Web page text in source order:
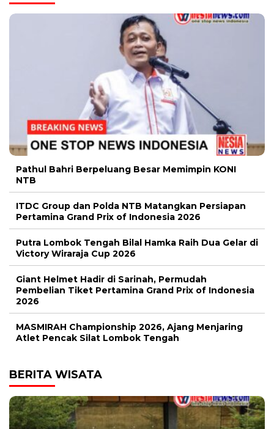
Pathul Bahri Berpeluang Besar Memimpin KONI
NTB
ITDC Group dan Polda NTB Matangkan Persiapan
Pertamina Grand Prix of Indonesia 2026
Putra Lombok Tengah Bilal Hamka Raih Dua Gelar di
Victory Wiraraja Cup 2026
Giant Helmet Hadir di Sarinah, Permudah
Pembelian Tiket Pertamina Grand Prix of Indonesia
2026
MASMIRAH Championship 2026, Ajang Menjaring
Atlet Pencak Silat Lombok Tengah
BERITA WISATA